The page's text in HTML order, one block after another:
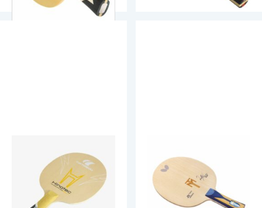
Cornilleau Hinotec
ALL+
Alused
Butterfly Timo Boll ZLF
Alused
179.90€